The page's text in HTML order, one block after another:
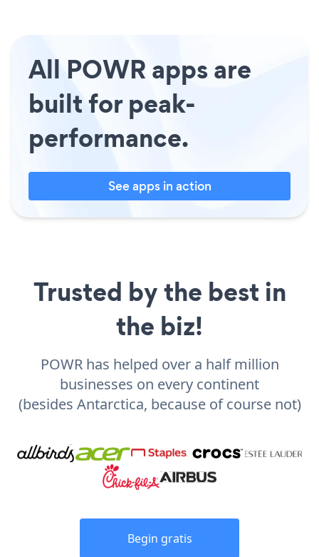
All POWR apps are
built for peak-
performance.
See apps in action
Trusted by the best in
the biz!
POWR has helped over a half million
businesses on every continent
(besides Antarctica, because of course not)
Begin gratis